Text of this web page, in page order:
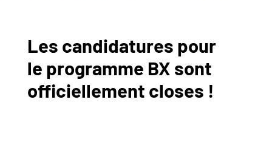
Master of Science &
Technology
Découvrez nos